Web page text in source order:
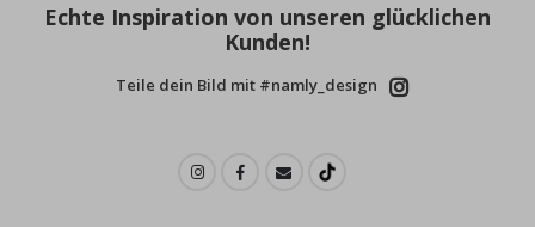
Echte Inspiration von unseren glücklichen
Kunden!
Teile dein Bild mit #namly_design